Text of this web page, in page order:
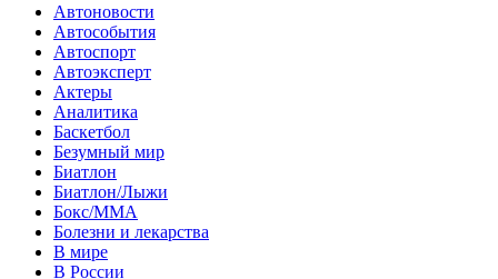
Автоновости
Автособытия
Автоспорт
Автоэксперт
Актеры
Аналитика
Баскетбол
Безумный мир
Биатлон
Биатлон/Лыжи
Бокс/MMA
Болезни и лекарства
В мире
В России